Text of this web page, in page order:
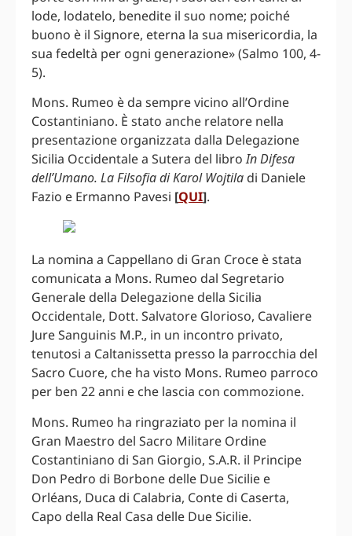
lode, lodatelo, benedite il suo nome; poiché
buono è il Signore, eterna la sua misericordia, la
sua fedeltà per ogni generazione» (Salmo 100, 4-
5).
Mons. Rumeo è da sempre vicino all’Ordine
Costantiniano. È stato anche relatore nella
presentazione organizzata dalla Delegazione
Sicilia Occidentale a Sutera del libroIn Difesa
dell’Umano. La Filsofia di Karol Wojtila di Daniele
Fazio e Ermanno Pavesi [QUI].
La nomina a Cappellano di Gran Croce è stata
comunicata a Mons. Rumeo dal Segretario
Generale della Delegazione della Sicilia
Occidentale, Dott. Salvatore Glorioso, Cavaliere
Jure Sanguinis M.P., in un incontro privato,
tenutosi a Caltanissetta presso la parrocchia del
Sacro Cuore, che ha visto Mons. Rumeo parroco
per ben 22 anni e che lascia con commozione.
Mons. Rumeo ha ringraziato per la nomina il
Gran Maestro del Sacro Militare Ordine
Costantiniano di San Giorgio, S.A.R. il Principe
Don Pedro di Borbone delle Due Sicilie e
Orléans, Duca di Calabria, Conte di Caserta,
Capo della Real Casa delle Due Sicilie.